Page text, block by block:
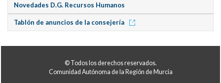
Novedades D.G. Recursos Humanos
Tablón de anuncios de la consejería
© Todos los derechos reservados.
Comunidad Autónoma de la Región de Murcia